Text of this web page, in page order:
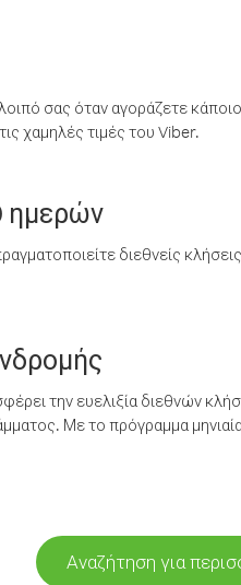
σας όταν αγοράζετε
χαμηλές τιμές του Viber.
ημερών
διεθνείς
την ευελιξία διεθνών
Με το πρόγραμμα
Αναζήτηση για